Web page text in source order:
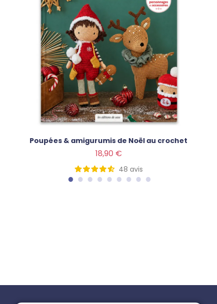
Poupées & amigurumis de Noël au crochet
18,90 €
48 avis